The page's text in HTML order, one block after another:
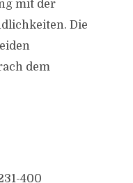
mit der
Die
dem
400